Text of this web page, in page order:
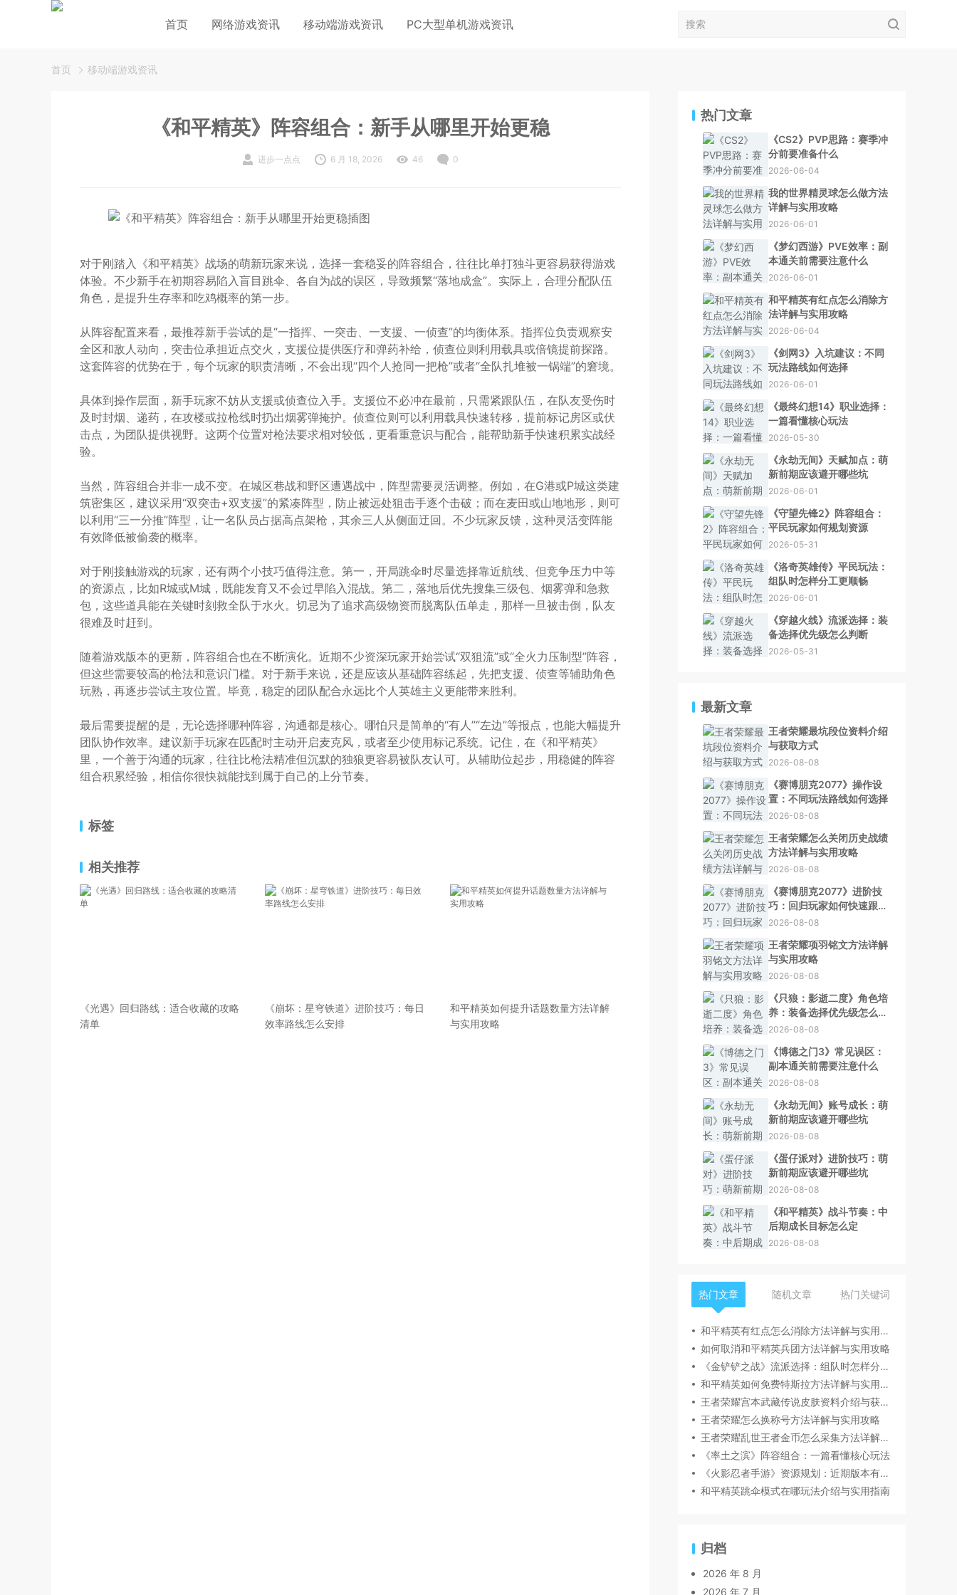
首页 网络游戏资讯 移动端游戏资讯 PC大型单机游戏资讯
首页 移动端游戏资讯
《和平精英》阵容组合：新手从哪里开始更稳
进步一点点 6 月 18, 2026 46 0
对于刚踏入《和平精英》战场的萌新玩家来说，选择一套稳妥的阵容组合，往往比单打独斗更容易获得游戏
体验。不少新手在初期容易陷入盲目跳伞、各自为战的误区，导致频繁“落地成盒”。实际上，合理分配队伍
角色，是提升生存率和吃鸡概率的第一步。
从阵容配置来看，最推荐新手尝试的是“一指挥、一突击、一支援、一侦查”的均衡体系。指挥位负责观察安
全区和敌人动向，突击位承担近点交火，支援位提供医疗和弹药补给，侦查位则利用载具或倍镜提前探路。
这套阵容的优势在于，每个玩家的职责清晰，不会出现“四个人抢同一把枪”或者“全队扎堆被一锅端”的窘境。
具体到操作层面，新手玩家不妨从支援或侦查位入手。支援位不必冲在最前，只需紧跟队伍，在队友受伤时
及时封烟、递药，在攻楼或拉枪线时扔出烟雾弹掩护。侦查位则可以利用载具快速转移，提前标记房区或伏
击点，为团队提供视野。这两个位置对枪法要求相对较低，更看重意识与配合，能帮助新手快速积累实战经
验。
当然，阵容组合并非一成不变。在城区巷战和野区遭遇战中，阵型需要灵活调整。例如，在G港或P城这类建
筑密集区，建议采用“双突击+双支援”的紧凑阵型，防止被远处狙击手逐个击破；而在麦田或山地地形，则可
以利用“三一分推”阵型，让一名队员占据高点架枪，其余三人从侧面迂回。不少玩家反馈，这种灵活变阵能
有效降低被偷袭的概率。
对于刚接触游戏的玩家，还有两个小技巧值得注意。第一，开局跳伞时尽量选择靠近航线、但竞争压力中等
的资源点，比如R城或M城，既能发育又不会过早陷入混战。第二，落地后优先搜集三级包、烟雾弹和急救
包，这些道具能在关键时刻救全队于水火。切忌为了追求高级物资而脱离队伍单走，那样一旦被击倒，队友
很难及时赶到。
随着游戏版本的更新，阵容组合也在不断演化。近期不少资深玩家开始尝试“双狙流”或“全火力压制型”阵容，
但这些需要较高的枪法和意识门槛。对于新手来说，还是应该从基础阵容练起，先把支援、侦查等辅助角色
玩熟，再逐步尝试主攻位置。毕竟，稳定的团队配合永远比个人英雄主义更能带来胜利。
最后需要提醒的是，无论选择哪种阵容，沟通都是核心。哪怕只是简单的“有人”“左边”等报点，也能大幅提升
团队协作效率。建议新手玩家在匹配时主动开启麦克风，或者至少使用标记系统。记住，在《和平精英》
里，一个善于沟通的玩家，往往比枪法精准但沉默的独狼更容易被队友认可。从辅助位起步，用稳健的阵容
组合积累经验，相信你很快就能找到属于自己的上分节奏。
标签
相关推荐
《光遇》回归路线：适合收藏的攻略
清单
《崩坏：星穹铁道》进阶技巧：每日
效率路线怎么安排
和平精英如何提升话题数量方法详解
与实用攻略
热门文章
《CS2》PVP思路：赛季冲
分前要准备什么
2026-06-04
我的世界精灵球怎么做方法
详解与实用攻略
2026-06-01
《梦幻西游》PVE效率：副
本通关前需要注意什么
2026-06-01
和平精英有红点怎么消除方
法详解与实用攻略
2026-06-04
《剑网3》入坑建议：不同
玩法路线如何选择
2026-06-01
《最终幻想14》职业选择：
一篇看懂核心玩法
2026-05-30
《永劫无间》天赋加点：萌
新前期应该避开哪些坑
2026-06-01
《守望先锋2》阵容组合：
平民玩家如何规划资源
2026-05-31
《洛奇英雄传》平民玩法：
组队时怎样分工更顺畅
2026-06-01
《穿越火线》流派选择：装
备选择优先级怎么判断
2026-05-31
最新文章
王者荣耀最坑段位资料介绍
与获取方式
2026-08-08
《赛博朋克2077》操作设
置：不同玩法路线如何选择
2026-08-08
王者荣耀怎么关闭历史战绩
方法详解与实用攻略
2026-08-08
《赛博朋克2077》进阶技
巧：回归玩家如何快速跟上
节奏
2026-08-08
王者荣耀项羽铭文方法详解
与实用攻略
2026-08-08
《只狼：影逝二度》角色培
养：装备选择优先级怎么判
断
2026-08-08
《博德之门3》常见误区：
副本通关前需要注意什么
2026-08-08
《永劫无间》账号成长：萌
新前期应该避开哪些坑
2026-08-08
《蛋仔派对》进阶技巧：萌
新前期应该避开哪些坑
2026-08-08
《和平精英》战斗节奏：中
后期成长目标怎么定
2026-08-08
热门文章 随机文章 热门关键词
和平精英有红点怎么消除方法详解与实用攻略
如何取消和平精英兵团方法详解与实用攻略
《金铲铲之战》流派选择：组队时怎样分工更顺畅
和平精英如何免费特斯拉方法详解与实用攻略
王者荣耀宫本武藏传说皮肤资料介绍与获取方式
王者荣耀怎么换称号方法详解与实用攻略
王者荣耀乱世王者金币怎么采集方法详解与实用攻略
《率土之滨》阵容组合：一篇看懂核心玩法
《火影忍者手游》资源规划：近期版本有哪些变化值得关注
和平精英跳伞模式在哪玩法介绍与实用指南
归档
2026 年 8 月
2026 年 7 月